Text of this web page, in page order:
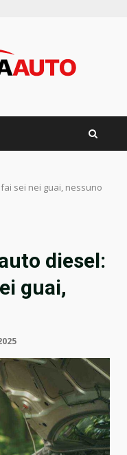
sei nei guai, nessuno
diesel:
guai,